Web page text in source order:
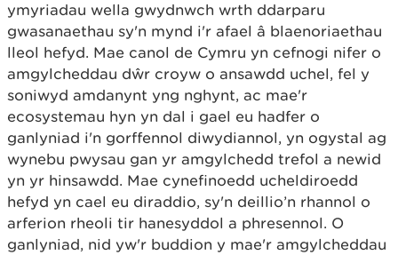
ymyriadau wella gwydnwch wrth ddarparu
gwasanaethau sy'n mynd i'r afael â blaenoriaethau
lleol hefyd. Mae canol de Cymru yn cefnogi nifer o
amgylcheddau dŵr croyw o ansawdd uchel, fel y
soniwyd amdanynt yng nghynt, ac mae'r
ecosystemau hyn yn dal i gael eu hadfer o
ganlyniad i'n gorffennol diwydiannol, yn ogystal ag
wynebu pwysau gan yr amgylchedd trefol a newid
yn yr hinsawdd. Mae cynefinoedd ucheldiroedd
hefyd yn cael eu diraddio, sy'n deillio’n rhannol o
arferion rheoli tir hanesyddol a phresennol. O
ganlyniad, nid yw'r buddion y mae'r amgylcheddau